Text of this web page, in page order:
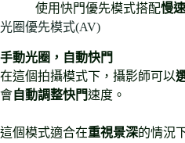
使用快門優先模式搭配慢
光圈優先模式(AV)
手動光圈，自動快門
在這個拍攝模式下，攝影師可以
會自動調整快門速度。
這個模式適合在重視景深的情況